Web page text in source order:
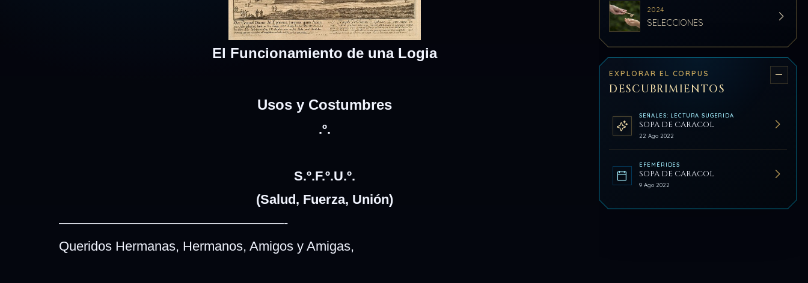
El Funcionamiento de una Logia
Usos y Costumbres
.º.
S.º.F.º.U.º.
(Salud, Fuerza, Unión)
—————————————————-
Queridos Hermanas, Hermanos, Amigos y Amigas,
2024
SELECCIONES
EXPLORAR EL CORPUS
DESCUBRIMIENTOS
SEÑALES: LECTURA SUGERIDA
SOPA DE CARACOL
22 Ago 2022
EFEMÉRIDES
SOPA DE CARACOL
9 Ago 2022